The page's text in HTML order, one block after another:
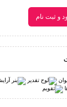
و ثبت نام